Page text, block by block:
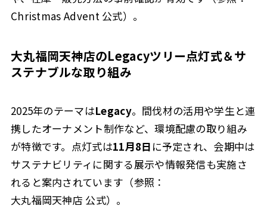
Christmas Advent 公式）。
大丸福岡天神店のLegacyツリー点灯式＆サ
ステナブルな取り組み
2025年のテーマはLegacy。間伐材の活用や学生と連
携したオーナメント制作など、環境配慮の取り組み
が特徴です。点灯式は11月8日 に予定され、会期中は
サステナビリティに関する展示や情報発信も実施さ
れると案内されています（参照：
大丸福岡天神店 公式）。